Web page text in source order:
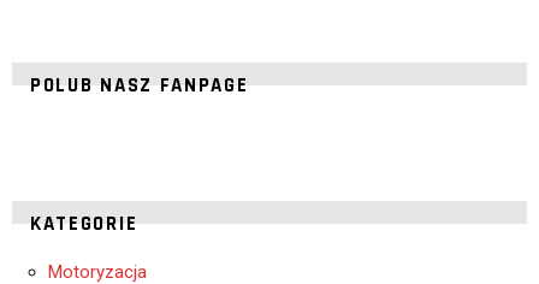
POLUB NASZ FANPAGE
KATEGORIE
Motoryzacja